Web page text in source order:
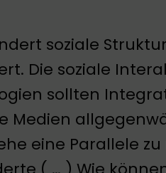
soziale
Die soziale
sollten
Medien
eine Parallele